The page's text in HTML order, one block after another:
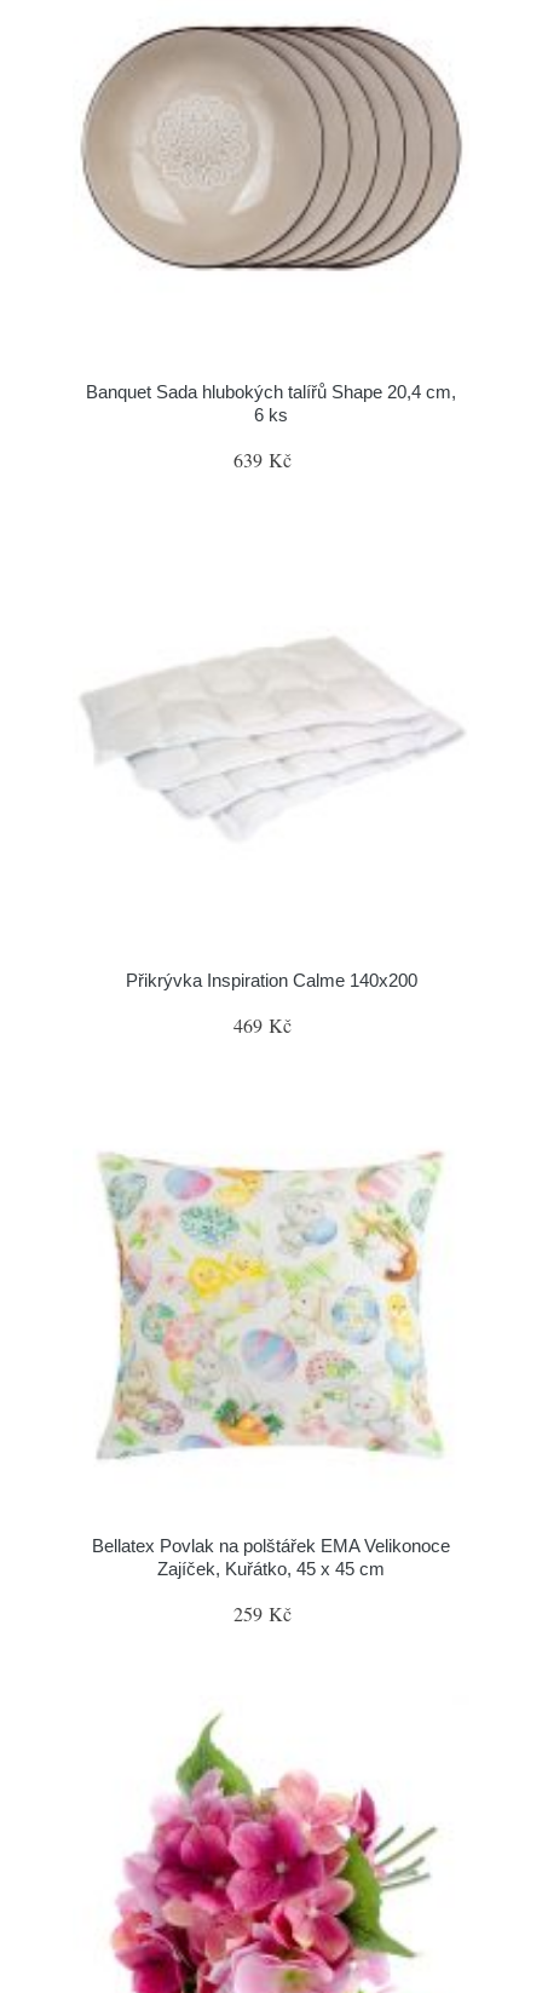
Banquet Sada hlubokých talířů Shape 20,4 cm,
6 ks
639 Kč
Přikrývka Inspiration Calme 140x200
469 Kč
Bellatex Povlak na polštářek EMA Velikonoce
Zajíček, Kuřátko, 45 x 45 cm
259 Kč